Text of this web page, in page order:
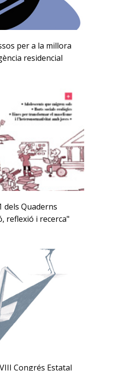
per a la millora
residencial
dels Quaderns
reflexió i recerca"
Congrés Estatal